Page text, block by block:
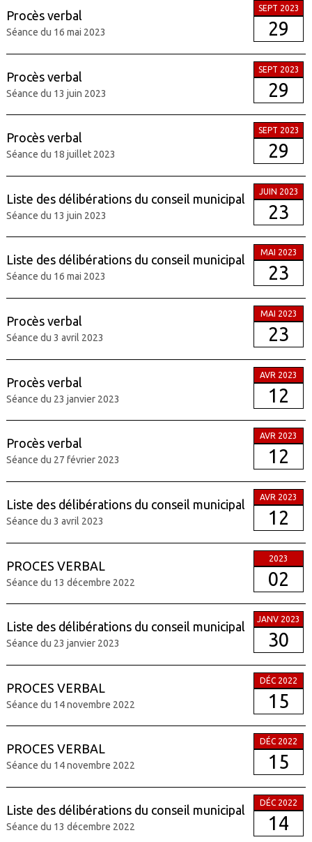
Procès verbal
Séance du 16 mai 2023
SEPT 2023
29
Procès verbal
Séance du 13 juin 2023
SEPT 2023
29
Procès verbal
Séance du 18 juillet 2023
SEPT 2023
29
Liste des délibérations du conseil municipal
Séance du 13 juin 2023
JUIN 2023
23
Liste des délibérations du conseil municipal
Séance du 16 mai 2023
MAI 2023
23
Procès verbal
Séance du 3 avril 2023
MAI 2023
23
Procès verbal
Séance du 23 janvier 2023
AVR 2023
12
Procès verbal
Séance du 27 février 2023
AVR 2023
12
Liste des délibérations du conseil municipal
Séance du 3 avril 2023
AVR 2023
12
PROCES VERBAL
Séance du 13 décembre 2022
2023
02
Liste des délibérations du conseil municipal
Séance du 23 janvier 2023
JANV 2023
30
PROCES VERBAL
Séance du 14 novembre 2022
DÉC 2022
15
PROCES VERBAL
Séance du 14 novembre 2022
DÉC 2022
15
Liste des délibérations du conseil municipal
Séance du 13 décembre 2022
DÉC 2022
14